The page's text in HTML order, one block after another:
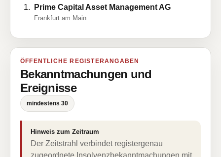
Prime Capital Asset Management AG
Frankfurt am Main
ÖFFENTLICHE REGISTERANGABEN
Bekanntmachungen und
Ereignisse
mindestens 30
Hinweis zum Zeitraum
Der Zeitstrahl verbindet registergenau
zugeordnete Insolvenzbekanntmachungen mit